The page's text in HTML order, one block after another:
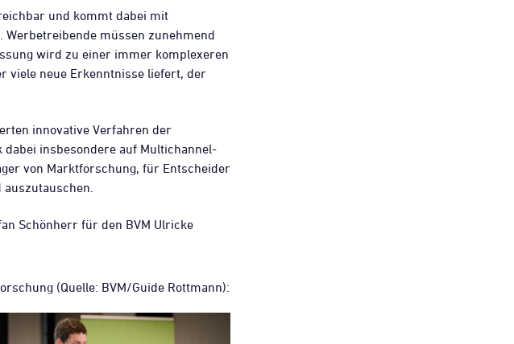
und kommt dabei mit
müssen zunehmend
wird zu einer immer komplexeren
viele neue Erkenntnisse liefert, der
innovative Verfahren der
insbesondere auf Multichannel-
von Marktforschung, für Entscheider
Schönherr für den BVM Ulricke
(Quelle: BVM/Guide Rottmann):